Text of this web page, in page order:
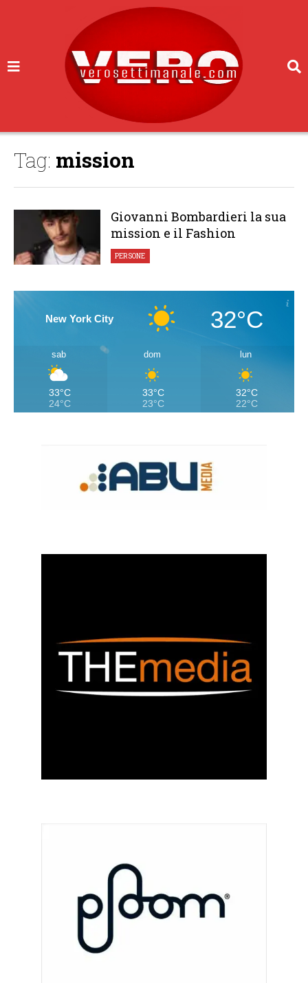
Tag: mission
Giovanni Bombardieri la sua
mission e il Fashion
PERSONE
New York City 32°C
sab
33°C
24°C
dom
33°C
23°C
lun
32°C
22°C